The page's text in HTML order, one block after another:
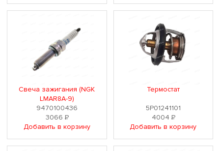
Свеча зажигания (NGK
LMAR8A-9)
9470100436
3066Р
Добавить в корзину
Термостат
5P01241101
4004Р
Добавить в корзину